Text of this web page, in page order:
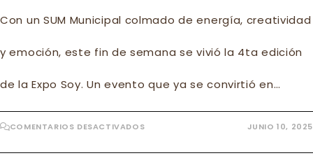
Con un SUM Municipal colmado de energía, creatividad
y emoción, este fin de semana se vivió la 4ta edición
de la Expo Soy. Un evento que ya se convirtió en…
COMENTARIOS DESACTIVADOSEN
JUVENTUD
JUNIO 10, 2025